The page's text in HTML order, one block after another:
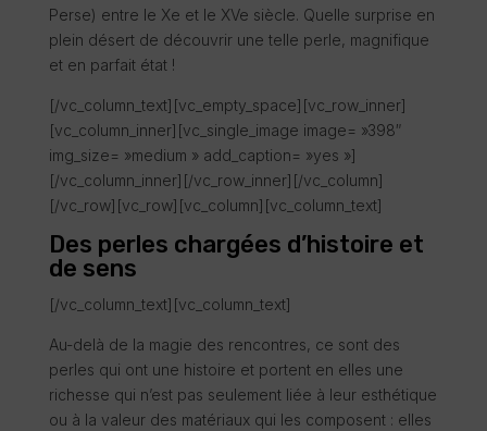
Perse) entre le Xe et le XVe siècle. Quelle surprise en
plein désert de découvrir une telle perle, magnifique
et en parfait état !
[/vc_column_text][vc_empty_space][vc_row_inner]
[vc_column_inner][vc_single_image image= »398″
img_size= »medium » add_caption= »yes »]
[/vc_column_inner][/vc_row_inner][/vc_column]
[/vc_row][vc_row][vc_column][vc_column_text]
Des perles chargées d’histoire et
de sens
[/vc_column_text][vc_column_text]
Au-delà de la magie des rencontres, ce sont des
perles qui ont une histoire et portent en elles une
richesse qui n’est pas seulement liée à leur esthétique
ou à la valeur des matériaux qui les composent : elles